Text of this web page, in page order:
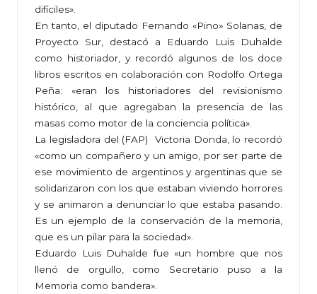
difíciles».
En tanto, el diputado Fernando «Pino» Solanas, de
Proyecto Sur, destacó a Eduardo Luis Duhalde
como historiador, y recordó algunos de los doce
libros escritos en colaboración con Rodolfo Ortega
Peña: «eran los historiadores del revisionismo
histórico, al que agregaban la presencia de las
masas como motor de la conciencia política».
La legisladora del (FAP) Victoria Donda, lo recordó
«como un compañero y un amigo, por ser parte de
ese movimiento de argentinos y argentinas que se
solidarizaron con los que estaban viviendo horrores
y se animaron a denunciar lo que estaba pasando.
Es un ejemplo de la conservación de la memoria,
que es un pilar para la sociedad».
Eduardo Luis Duhalde fue «un hombre que nos
llenó de orgullo, como Secretario puso a la
Memoria como bandera».